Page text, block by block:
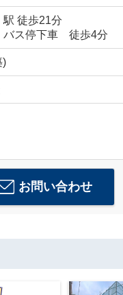
駅 徒歩21分
バス停下車 徒歩4分
)
お問い合わせ